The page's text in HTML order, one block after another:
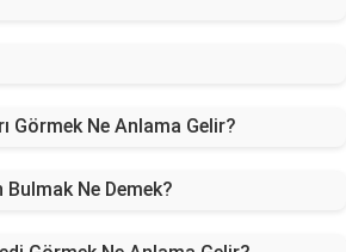
Görmek Ne Anlama Gelir?
Ne Demek?